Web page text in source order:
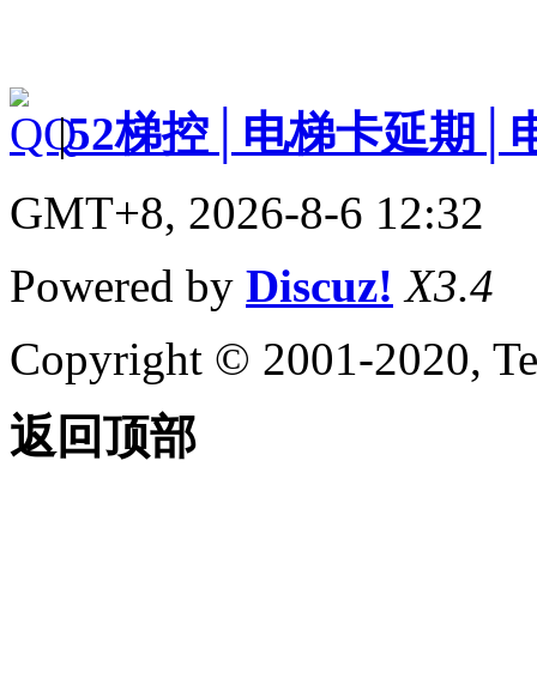
|52梯控│电梯卡延期│
GMT+8, 2026-8-6 12:32
Powered by Discuz! X3.4
Copyright © 2001-2020,
返回顶部